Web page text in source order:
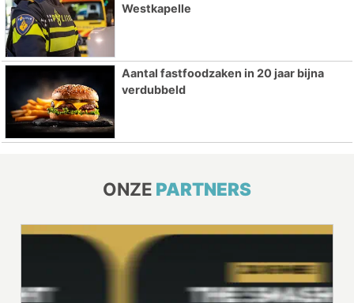
Westkapelle
Aantal fastfoodzaken in 20 jaar bijna
verdubbeld
ONZE PARTNERS